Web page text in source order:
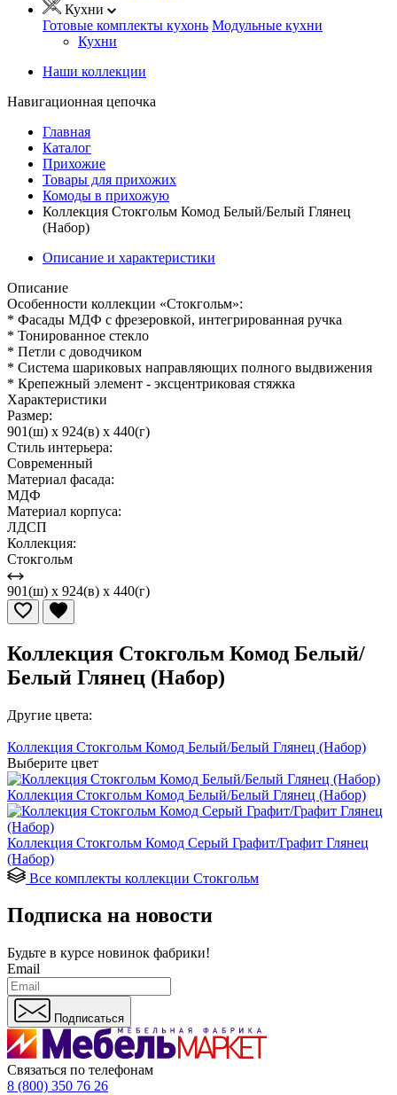
Кухни
Готовые комплекты кухонь Модульные кухни
Кухни
Наши коллекции
Навигационная цепочка
Главная
Каталог
Прихожие
Товары для прихожих
Комоды в прихожую
Коллекция Стокгольм Комод Белый/Белый Глянец
(Набор)
Описание и характеристики
Описание
Особенности коллекции «Стокгольм»:
* Фасады МДФ с фрезеровкой, интегрированная ручка
* Тонированное стекло
* Петли с доводчиком
* Система шариковых направляющих полного выдвижения
* Крепежный элемент - эксцентриковая стяжка
Характеристики
Размер:
901(ш) x 924(в) x 440(г)
Стиль интерьера:
Современный
Материал фасада:
МДФ
Материал корпуса:
ЛДСП
Коллекция:
Стокгольм
901(ш) x 924(в) x 440(г)
Коллекция Стокгольм Комод Белый/
Белый Глянец (Набор)
Другие цвета:
Коллекция Стокгольм Комод Белый/Белый Глянец (Набор)
Выберите цвет
Коллекция Стокгольм Комод Белый/Белый Глянец (Набор)
Коллекция Стокгольм Комод Серый Графит/Графит Глянец
(Набор)
Все комплекты коллекции Стокгольм
Подписка на новости
Будьте в курсе новинок фабрики!
Email
Подписаться
Связаться по телефонам
8 (800) 350 76 26